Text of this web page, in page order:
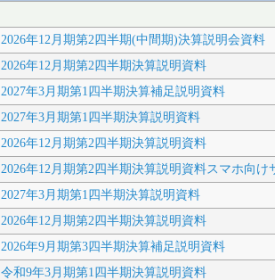
2026年12月期第2四半期(中間期)決算説明会資料
2026年12月期第2四半期決算説明資料
2027年3月期第1四半期決算補足説明資料
2027年3月期第1四半期決算説明資料
2026年12月期第2四半期決算説明資料
2026年12月期第2四半期決算説明資料スマホ向け
2027年3月期第1四半期決算説明資料
2026年12月期第2四半期決算説明資料
2026年9月期第3四半期決算補足説明資料
令和9年3月期第1四半期決算説明資料